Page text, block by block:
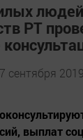
РТ
сентября
выплат